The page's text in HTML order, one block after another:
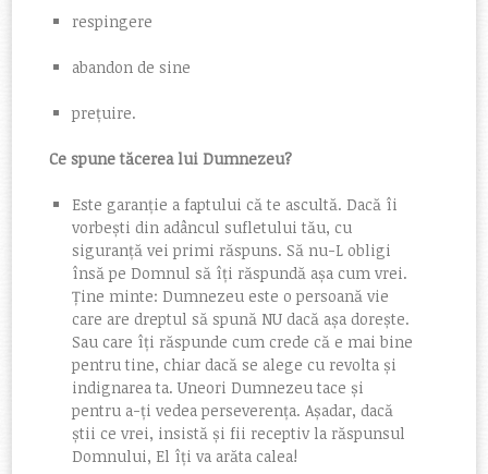
respingere
abandon de sine
prețuire.
Ce spune tăcerea lui Dumnezeu?
Este garanție a faptului că te ascultă. Dacă îi
vorbești din adâncul sufletului tău, cu
siguranță vei primi răspuns. Să nu-L obligi
însă pe Domnul să îți răspundă așa cum vrei.
Ține minte: Dumnezeu este o persoană vie
care are dreptul să spună NU dacă așa dorește.
Sau care îți răspunde cum crede că e mai bine
pentru tine, chiar dacă se alege cu revolta și
indignarea ta. Uneori Dumnezeu tace și
pentru a-ți vedea perseverența. Așadar, dacă
știi ce vrei, insistă și fii receptiv la răspunsul
Domnului, El îți va arăta calea!